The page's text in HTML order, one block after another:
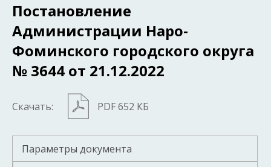
Постановление
Администрации Наро-
Фоминского городского округа
№ 3644 от 21.12.2022
Скачать: PDF 652 КБ
Параметры документа